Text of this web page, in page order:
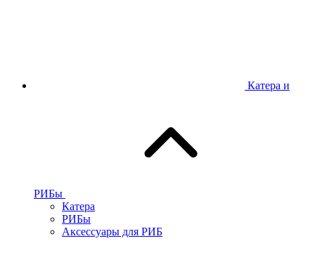
Катера и
РИБы
Катера
РИБы
Аксессуары для РИБ